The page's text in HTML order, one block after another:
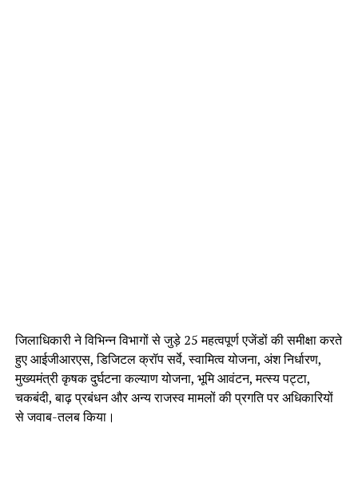
जिलाधिकारी ने विभिन्न विभागों से जुड़े 25 महत्वपूर्ण एजेंडों की समीक्षा करते
हुए आईजीआरएस, डिजिटल क्रॉप सर्वे, स्वामित्व योजना, अंश निर्धारण,
मुख्यमंत्री कृषक दुर्घटना कल्याण योजना, भूमि आवंटन, मत्स्य पट्टा,
चकबंदी, बाढ़ प्रबंधन और अन्य राजस्व मामलों की प्रगति पर अधिकारियों
से जवाब-तलब किया।